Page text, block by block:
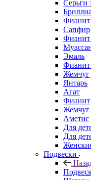
Серьги
Фианит
Сапфир
Фианит
Эмаль
Фианит
Жемчуг
Янтарь
Агат
Фианит
Жемчуг
Аметис
Для
Для
Подвески